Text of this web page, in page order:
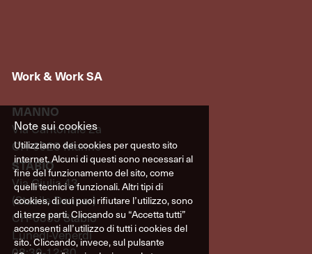
Work & Work SA
MANNO
Via Cantonale 2a
CH-6928 Manno
STABIO
Via Giulia 43
(Stabile Denner)
CH-6855 Stabio
Lunedì-Venerdì
Note sui cookies
Utilizziamo dei cookies per questo sito
internet. Alcuni di questi sono necessari al
fine del funzionamento del sito, come
quelli tecnici e funzionali. Altri tipi di
cookies, di cui puoi rifiutare l’utilizzo, sono
di terze parti. Cliccando su “Accetta tutti”
acconsenti all’utilizzo di tutti i cookies del
sito. Cliccando, invece, sul pulsante